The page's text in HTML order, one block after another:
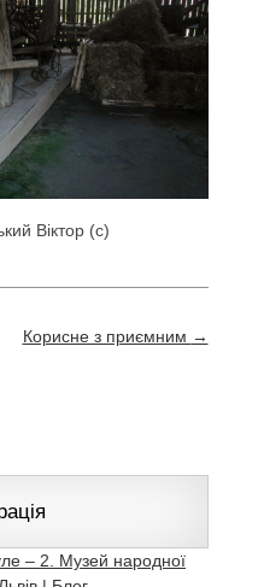
Віктор (с)
Корисне з приємним →
– 2. Музей народної